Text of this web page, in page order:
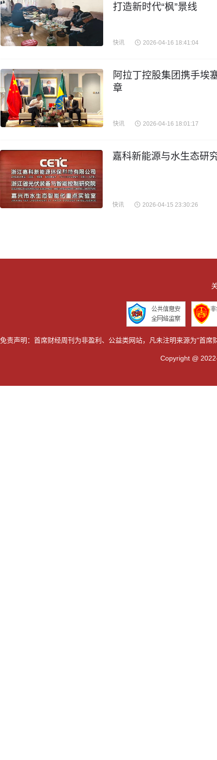
打造新时代“枫”景线
快讯 2026-04-16 18:41:04
阿拉丁控股集团携手埃
章
快讯 2026-04-16 18:01:17
嘉科新能源与水生态研
快讯 2026-04-15 23:30:26
免责声明：首席财经周刊为非盈利、公益类网站，凡未注明来源为"首
Copyright @